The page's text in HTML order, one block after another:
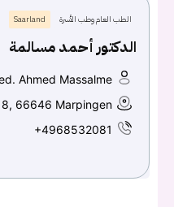
الطب العام وطب الأسرة Saarland
الدكتور أحمد مسالمة
Ahmed Massalme
66646 Marpingen
+4968532081